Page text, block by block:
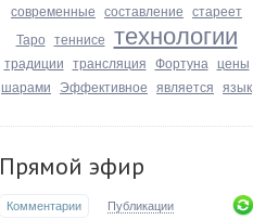
современные составление стареет
Таро теннисе технологии
традиции трансляция Фортуна цены
шарами Эффективное является язык
Прямой эфир
Комментарии Публикации